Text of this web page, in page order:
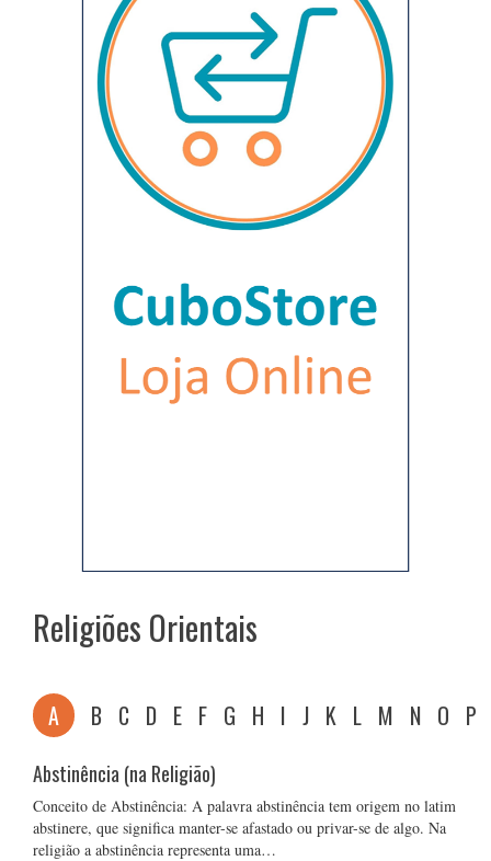
Religiões Orientais
A B C D E F G H I J K L M N O P
Abstinência (na Religião)
Conceito de Abstinência: A palavra abstinência tem origem no latim
abstinere, que significa manter-se afastado ou privar-se de algo. Na
religião a abstinência representa uma…